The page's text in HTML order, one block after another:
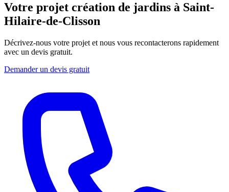
Votre projet création de jardins à Saint-
Hilaire-de-Clisson
Décrivez-nous votre projet et nous vous recontacterons rapidement
avec un devis gratuit.
Demander un devis gratuit